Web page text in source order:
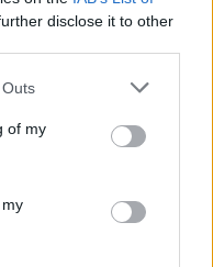
disclose it to other
of my
– kuittaa muhkean
allekirjoitusbonuksen